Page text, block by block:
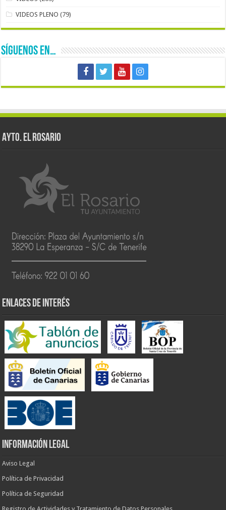
VIDEOS PLENO (79)
SÍGUENOS EN…
AYTO. EL ROSARIO
ENLACES DE INTERÉS
INFORMACIÓN LEGAL
Aviso Legal
Política de Privacidad
Política de Seguridad